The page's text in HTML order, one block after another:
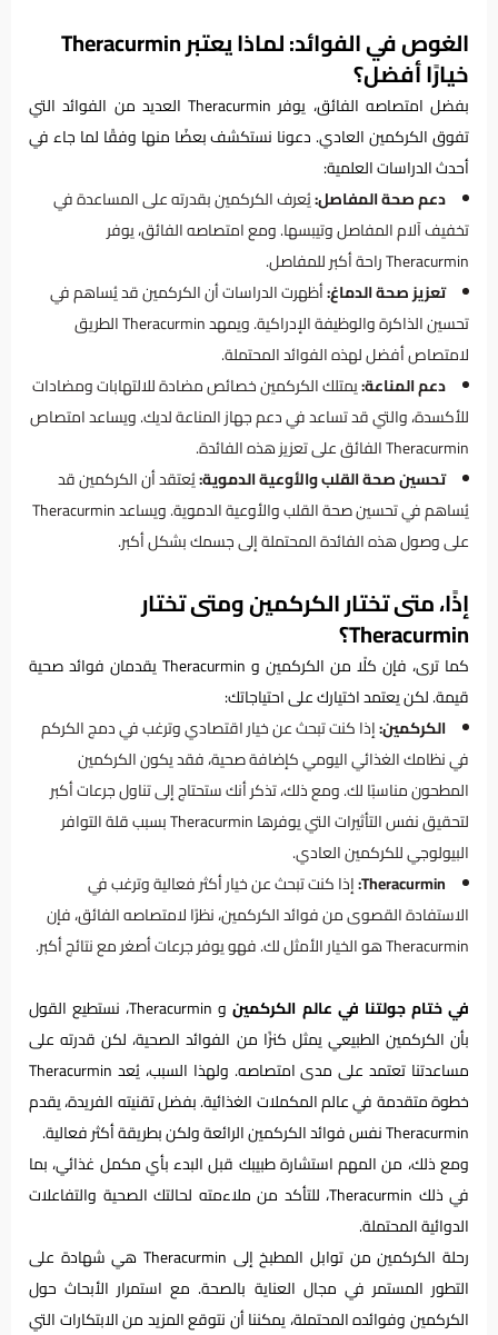
الغوص في الفوائد: لماذا يعتبر Theracurmin
خيارًا أفضل؟
بفضل امتصاصه الفائق، يوفر Theracurmin العديد من الفوائد التي
تفوق الكركمين العادي. دعونا نستكشف بعضًا منها وفقًا لما جاء في
أحدث الدراسات العلمية:
دعم صحة المفاصل:يُعرف الكركمين بقدرته على المساعدة في
تخفيف آلام المفاصل وتيبسها. ومع امتصاصه الفائق، يوفر
Theracurmin راحة أكبر للمفاصل.
تعزيز صحة الدماغ:أظهرت الدراسات أن الكركمين قد يُساهم في
تحسين الذاكرة والوظيفة الإدراكية. ويمهد Theracurmin الطريق
لامتصاص أفضل لهذه الفوائد المحتملة.
دعم المناعة:يمتلك الكركمين خصائص مضادة للالتهابات ومضادات
للأكسدة، والتي قد تساعد في دعم جهاز المناعة لديك. ويساعد امتصاص
Theracurmin الفائق على تعزيز هذه الفائدة.
تحسين صحة القلب والأوعية الدموية:يُعتقد أن الكركمين قد
يُساهم في تحسين صحة القلب والأوعية الدموية. ويساعد Theracurmin
على وصول هذه الفائدة المحتملة إلى جسمك بشكل أكبر.
إذًا، متى تختار الكركمين ومتى تختار
Theracurmin؟
كما ترى، فإن كلًا من الكركمين و Theracurmin يقدمان فوائد صحية
قيمة. لكن يعتمد اختيارك على احتياجاتك:
الكركمين:إذا كنت تبحث عن خيار اقتصادي وترغب في دمج الكركم
في نظامك الغذائي اليومي كإضافة صحية، فقد يكون الكركمين
المطحون مناسبًا لك. ومع ذلك، تذكر أنك ستحتاج إلى تناول جرعات أكبر
لتحقيق نفس التأثيرات التي يوفرها Theracurmin بسبب قلة التوافر
البيولوجي للكركمين العادي.
Theracurmin: إذا كنت تبحث عن خيار أكثر فعالية وترغب في
الاستفادة القصوى من فوائد الكركمين، نظرًا لامتصاصه الفائق، فإن
Theracurmin هو الخيار الأمثل لك. فهو يوفر جرعات أصغر مع نتائج أكبر.
في ختام جولتنا في عالم الكركمين
و Theracurmin، نستطيع القول
بأن الكركمين الطبيعي يمثل كنزًا من الفوائد الصحية، لكن قدرته على
مساعدتنا تعتمد على مدى امتصاصه. ولهذا السبب، يُعد Theracurmin
خطوة متقدمة في عالم المكملات الغذائية. بفضل تقنيته الفريدة، يقدم
Theracurmin نفس فوائد الكركمين الرائعة ولكن بطريقة أكثر فعالية.
ومع ذلك، من المهم استشارة طبيبك قبل البدء بأي مكمل غذائي، بما
في ذلك Theracurmin، للتأكد من ملاءمته لحالتك الصحية والتفاعلات
الدوائية المحتملة.
رحلة الكركمين من توابل المطبخ إلى Theracurmin هي شهادة على
التطور المستمر في مجال العناية بالصحة. مع استمرار الأبحاث حول
الكركمين وفوائده المحتملة، يمكننا أن نتوقع المزيد من الابتكارات التي